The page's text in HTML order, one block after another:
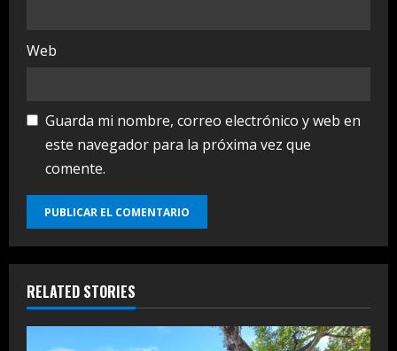
Web
Guarda mi nombre, correo electrónico y web en
este navegador para la próxima vez que
comente.
RELATED STORIES